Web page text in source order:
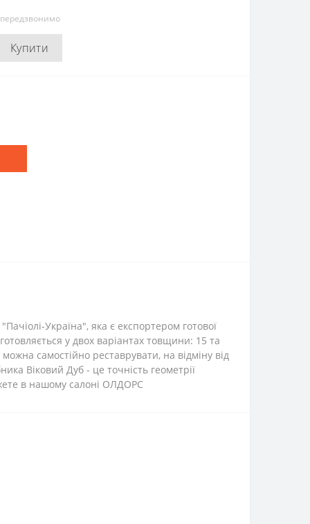
Купити
Україна", яка є експортером готової
у двох варіантах товщини: 15 та
самостійно реставрувати, на відміну від
Віковий Дуб - це точність геометрії
в нашому салоні ОЛДОРС